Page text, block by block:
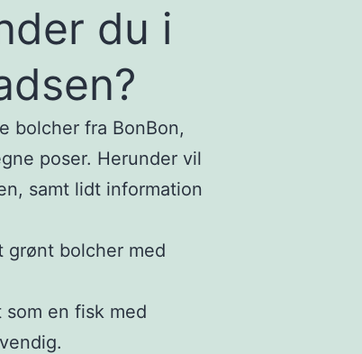
du i
bolcher fra BonBon,
poser. Herunder vil
samt lidt information
grønt bolcher med
en fisk med